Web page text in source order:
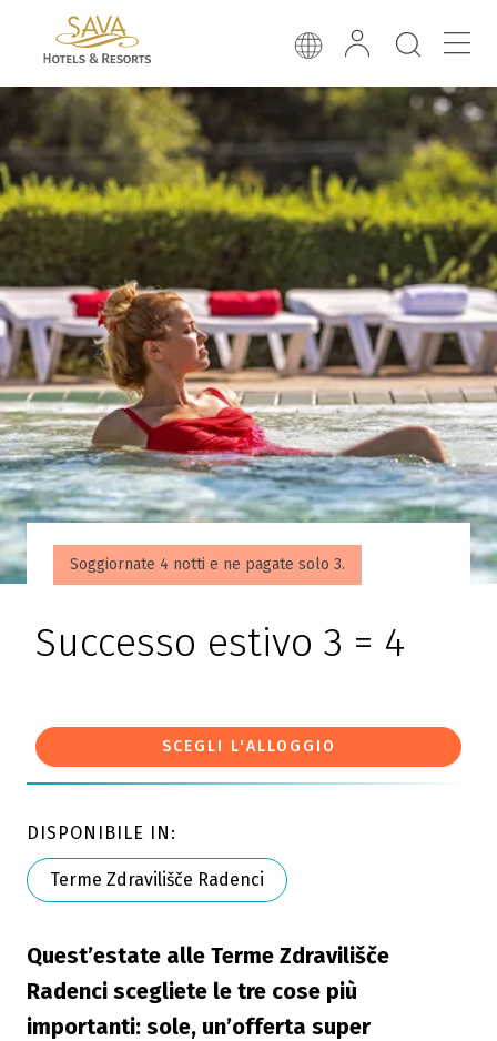
Soggiornate 4 notti e ne pagate solo 3.
Successo estivo 3 = 4
SCEGLI L'ALLOGGIO
DISPONIBILE IN:
Terme Zdravilišče Radenci
Quest’estate alle Terme Zdravilišče
Radenci scegliete le tre cose più
importanti: sole, un’offerta super